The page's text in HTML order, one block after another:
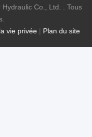
vie privée| Plan du site
Co., Ltd. . Tous